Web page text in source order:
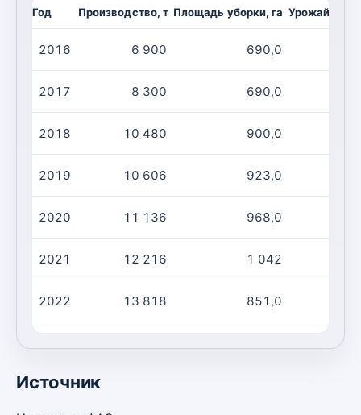
Год Производство, т Площадь уборки, га
2016 6 900 690,0
2017 8 300 690,0
2018 10 480 900,0
2019 10 606 923,0
2020 11 136 968,0
2021 12 216 1 042
2022 13 818 851,0
Источник